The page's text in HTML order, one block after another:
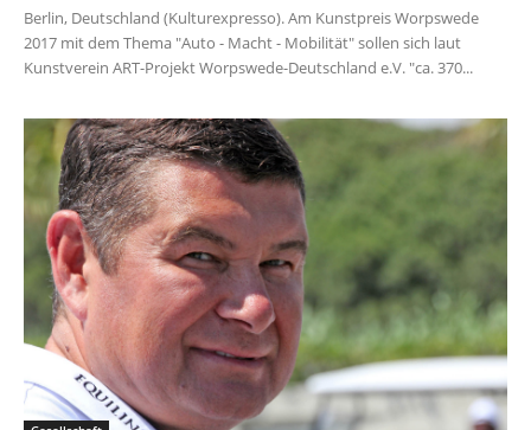
Berlin, Deutschland (Kulturexpresso). Am Kunstpreis Worpswede
2017 mit dem Thema "Auto - Macht - Mobilität" sollen sich laut
Kunstverein ART-Projekt Worpswede-Deutschland e.V. "ca. 370...